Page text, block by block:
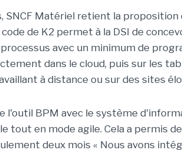
SNCF Matériel retient la proposition
de K2 permet à la DSI de
avec un minimum de
dans le cloud, puis sur les
à distance ou sur des sites
l'outil BPM avec le système
tout en mode agile. Cela a permis
deux mois « Nous avons